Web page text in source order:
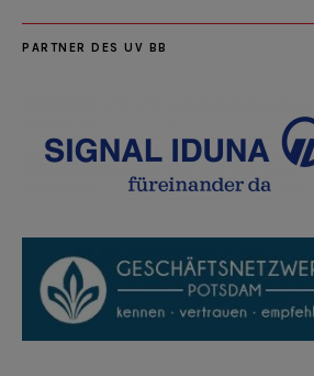
PARTNER DES UV BB